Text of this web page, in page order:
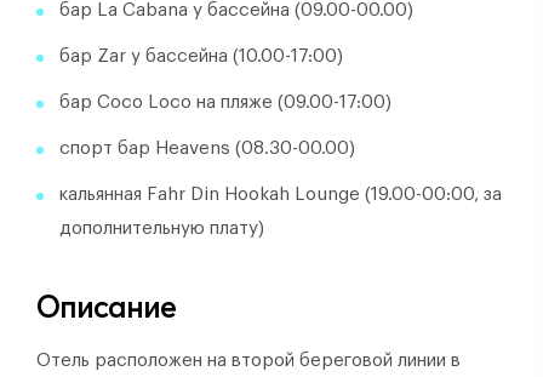
бар La Cabana у бассейна (09.00-00.00)
бар Zar у бассейна (10.00-17:00)
бар Coco Loco на пляже (09.00-17:00)
спорт бар Heavens (08.30-00.00)
кальянная Fahr Din Hookah Lounge (19.00-00:00, за
дополнительную плату)
Описание
Отель расположен на второй береговой линии в